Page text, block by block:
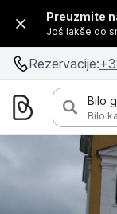
Preuzmite
Još lakše do
Rezervacije:
Bilo
Bilo